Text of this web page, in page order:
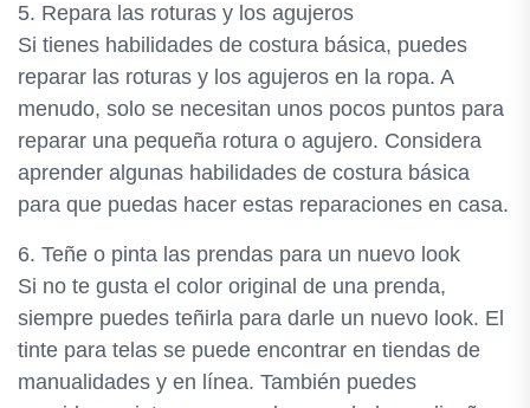
5. Repara las roturas y los agujeros
Si tienes habilidades de costura básica, puedes
reparar las roturas y los agujeros en la ropa. A
menudo, solo se necesitan unos pocos puntos para
reparar una pequeña rotura o agujero. Considera
aprender algunas habilidades de costura básica
para que puedas hacer estas reparaciones en casa.
6. Teñe o pinta las prendas para un nuevo look
Si no te gusta el color original de una prenda,
siempre puedes teñirla para darle un nuevo look. El
tinte para telas se puede encontrar en tiendas de
manualidades y en línea. También puedes